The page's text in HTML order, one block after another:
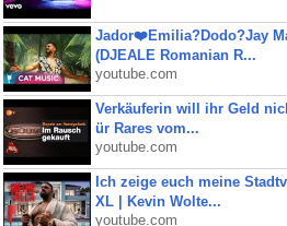
Jador❤️Emilia?Dodo?Jay
(DJEALE Romanian R...
youtube.com
Verkäuferin will ihr Geld
ür Rares vom...
youtube.com
Ich zeige euch meine
XL | Kevin Wolte...
youtube.com